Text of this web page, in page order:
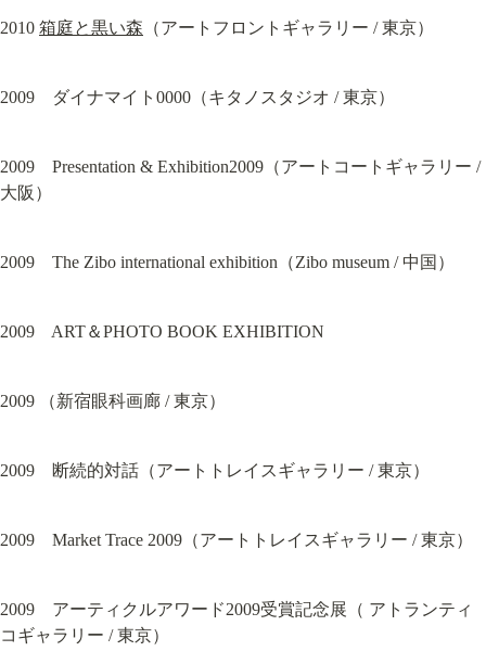
2010 箱庭と黒い森 （アートフロントギャラリー / 東京）
2009　ダイナマイト0000（キタノスタジオ / 東京）
2009　Presentation & Exhibition2009（アートコートギャラリー /
大阪）
2009　The Zibo international exhibition（Zibo museum / 中国）
2009　ART＆PHOTO BOOK EXHIBITION
2009 （新宿眼科画廊 / 東京）
2009　断続的対話（アートトレイスギャラリー / 東京）
2009　Market Trace 2009（アートトレイスギャラリー / 東京）
2009　アーティクルアワード2009受賞記念展（ アトランティ
コギャラリー / 東京）